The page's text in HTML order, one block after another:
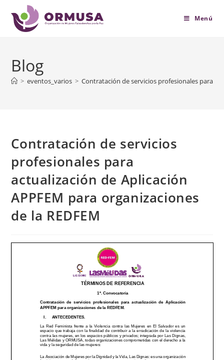
contenido
Menú
Blog
> eventos_varios > Contratación de servicios profesionales para
Contratación de servicios
profesionales para
actualización de Aplicación
APPFEM para organizaciones
de la REDFEM